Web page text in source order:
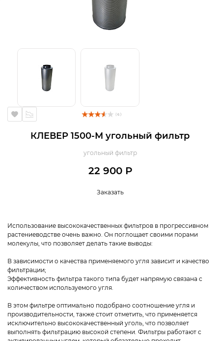
( 6 )
КЛЕВЕР 1500-М угольный фильтр
угольный фильтр
22 900 Р
Заказать
Использование высококачественных фильтров в прогрессивном
растениеводстве очень важно. Он поглощает своими порами
молекулы, что позволяет делать такие выводы:
В зависимости о качества применяемого угля зависит и качество
фильтрации;
Эффективность фильтра такого типа будет напрямую связана с
количеством используемого угля.
В этом фильтре оптимально подобрано соотношение угля и
производительности, также стоит отметить, что применяется
исключительно высококачественный уголь, что позволяет
выполнять фильтрацию высокой степени. Фильтры работают с